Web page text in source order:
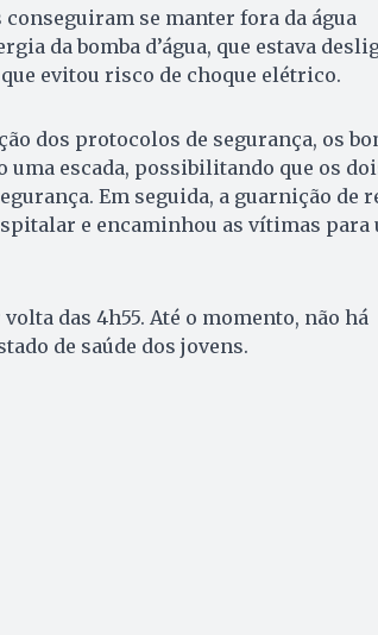
se manter fora da água
da bomba d’água, que estava
evitou risco de choque elétrico.
dos protocolos de segurança, os
escada, possibilitando que os
Em seguida, a guarnição de
e encaminhou as vítimas para
das 4h55. Até o momento, não há
de saúde dos jovens.